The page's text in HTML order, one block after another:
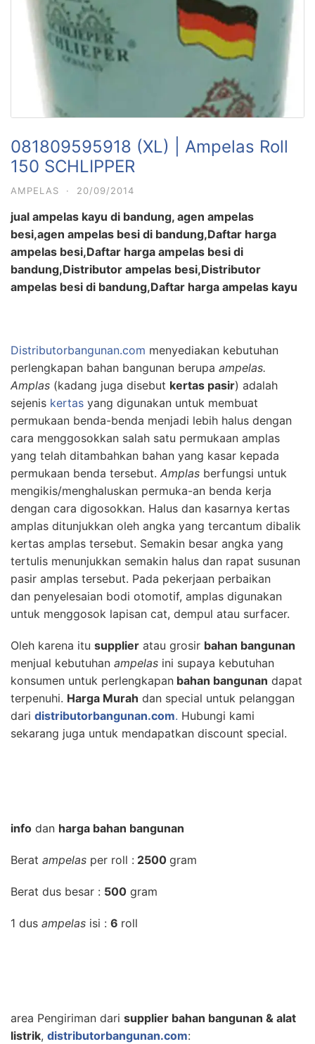
081809595918 (XL) | Ampelas Roll
150 SCHLIPPER
AMPELAS · 20/09/2014
jual ampelas kayu di bandung, agen ampelas
besi,agen ampelas besi di bandung,Daftar harga
ampelas besi,Daftar harga ampelas besi di
bandung,Distributor ampelas besi,Distributor
ampelas besi di bandung,Daftar harga ampelas kayu
Distributorbangunan.com menyediakan kebutuhan
perlengkapan bahan bangunan berupa ampelas.
Amplas (kadang juga disebut kertas pasir) adalah
sejenis kertas yang digunakan untuk membuat
permukaan benda-benda menjadi lebih halus dengan
cara menggosokkan salah satu permukaan amplas
yang telah ditambahkan bahan yang kasar kepada
permukaan benda tersebut. Amplas berfungsi untuk
mengikis/menghaluskan permuka-an benda kerja
dengan cara digosokkan. Halus dan kasarnya kertas
amplas ditunjukkan oleh angka yang tercantum dibalik
kertas amplas tersebut. Semakin besar angka yang
tertulis menunjukkan semakin halus dan rapat susunan
pasir amplas tersebut. Pada pekerjaan perbaikan
dan penyelesaian bodi otomotif, amplas digunakan
untuk menggosok lapisan cat, dempul atau surfacer.
Oleh karena itu supplier atau grosir bahan bangunan
menjual kebutuhan ampelas ini supaya kebutuhan
konsumen untuk perlengkapan bahan bangunan dapat
terpenuhi. Harga Murah dan special untuk pelanggan
dari distributorbangunan.com. Hubungi kami
sekarang juga untuk mendapatkan discount special.
info dan harga bahan bangunan
Berat ampelas per roll : 2500 gram
Berat dus besar : 500 gram
1 dus ampelas isi : 6 roll
area Pengiriman dari supplier bahan bangunan & alat
listrik, distributorbangunan.com: